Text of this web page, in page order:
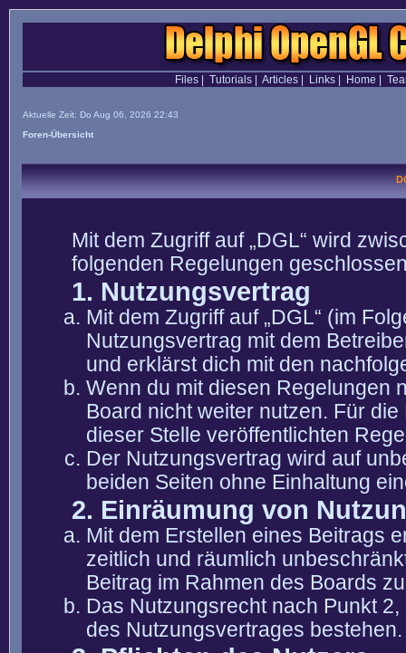
Files| Tutorials| Articles| Links| Home
Aktuelle Zeit: Do Aug 06, 2026 22:43
Foren-Übersicht
Mit dem Zugriff auf „DGL“ wird
folgenden Regelungen
1. Nutzungsvertrag
Mit dem Zugriff auf „DGL“ (im
Nutzungsvertrag mit dem
und erklärst dich mit den
Wenn du mit diesen Regelungen
Board nicht weiter nutzen. Für
dieser Stelle veröffentlichten
Der Nutzungsvertrag wird auf
beiden Seiten ohne Einhaltung
2. Einräumung von
Mit dem Erstellen eines Beitrags
zeitlich und räumlich
Beitrag im Rahmen des Boards
Das Nutzungsrecht nach Punkt
des Nutzungsvertrages bestehen.